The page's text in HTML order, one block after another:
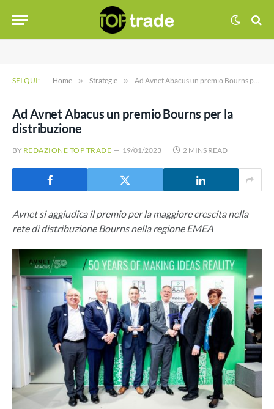
SEI QUI: Home » Strategie » Ad Avnet Abacus un premio Bourns per la distribuzione
Ad Avnet Abacus un premio Bourns per la
distribuzione
BY REDAZIONE TOP TRADE 19/01/2023 2 MINS READ
Avnet si aggiudica il premio per la maggiore crescita nella
rete di distribuzione Bourns nella regione EMEA